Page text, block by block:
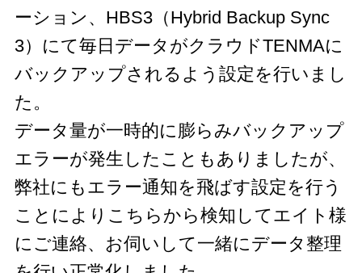
ーション、HBS3（Hybrid Backup Sync
3）にて毎日データがクラウドTENMAに
バックアップされるよう設定を行いまし
た。
データ量が一時的に膨らみバックアップ
エラーが発生したこともありましたが、
弊社にもエラー通知を飛ばす設定を行う
ことによりこちらから検知してエイト様
にご連絡、お伺いして一緒にデータ整理